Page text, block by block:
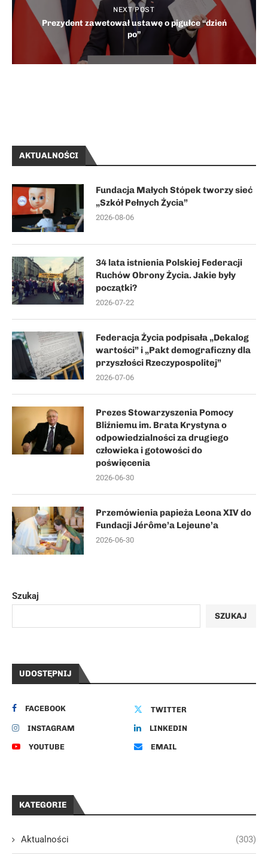
NEXT POST
Prezydent zawetował ustawę o pigułce “dzień
po”
AKTUALNOŚCI
Fundacja Małych Stópek tworzy sieć
„Szkół Pełnych Życia”
2026-08-06
34 lata istnienia Polskiej Federacji
Ruchów Obrony Życia. Jakie były
początki?
2026-07-22
Federacja Życia podpisała „Dekalog
wartości” i „Pakt demograficzny dla
przyszłości Rzeczypospolitej”
2026-07-06
Prezes Stowarzyszenia Pomocy
Bliźniemu im. Brata Krystyna o
odpowiedzialności za drugiego
człowieka i gotowości do
poświęcenia
2026-06-30
Przemówienia papieża Leona XIV do
Fundacji Jérôme’a Lejeune’a
2026-06-30
Szukaj
SZUKAJ
UDOSTĘPNIJ
FACEBOOK TWITTER
INSTAGRAM LINKEDIN
YOUTUBE EMAIL
KATEGORIE
Aktualności (303)